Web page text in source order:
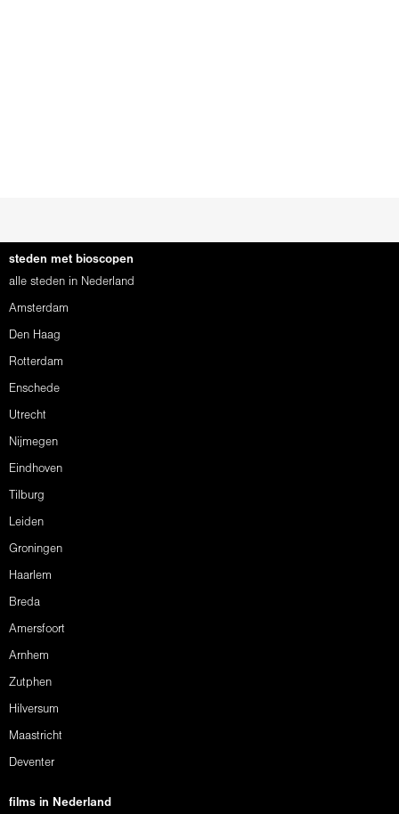
steden met bioscopen
alle steden in Nederland
Amsterdam
Den Haag
Rotterdam
Enschede
Utrecht
Nijmegen
Eindhoven
Tilburg
Leiden
Groningen
Haarlem
Breda
Amersfoort
Arnhem
Zutphen
Hilversum
Maastricht
Deventer
films in Nederland